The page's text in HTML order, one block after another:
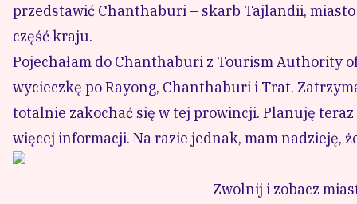
przedstawić Chanthaburi – skarb Tajlandii,
część kraju.
Pojechałam do Chanthaburi z Tourism Authority
wycieczkę poRayong, Chanthaburi i Trat.
totalnie zakochać się w tej prowincji. Planuję
więcej informacji. Na razie jednak, mam nadzieję,
Zwolnij i zobacz